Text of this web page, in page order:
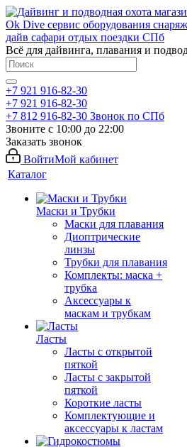
Всё для дайвинга, плавания и
+7 921 916-82-30
+7 921 916-82-30
+7 812 916-82-30 Звонок по СПб
Звоните с 10:00 до 22:00
Заказать звонок
ВойтиМой кабинет
Каталог
Маски и Трубки
Маски для плавания
Диоптрические
линзы
Трубки для плавания
Комплекты: маска +
трубка
Аксессуары к
маскам и трубкам
Ласты
Ласты с открытой
пяткой
Ласты с закрытой
пяткой
Короткие ласты
Комплектующие и
аксессуары к ластам